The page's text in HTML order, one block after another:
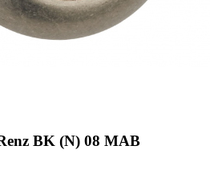
BK (N) 08 MAB